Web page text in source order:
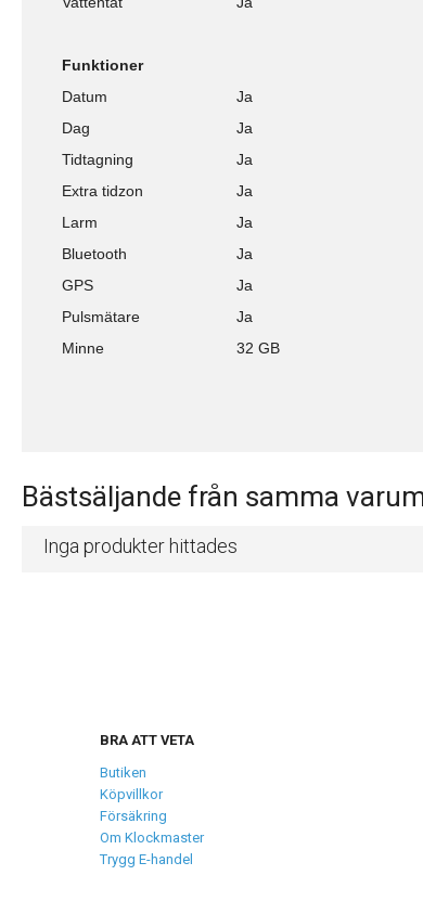
Funktioner
Datum
Ja
Dag
Ja
Tidtagning
Ja
Extra tidzon
Ja
Larm
Ja
Bluetooth
Ja
GPS
Ja
Pulsmätare
Ja
Minne
32 GB
Bästsäljande från samma
Inga produkter hittades
BRA ATT VETA
Butiken
Köpvillkor
Försäkring
Om Klockmaster
Trygg E-handel